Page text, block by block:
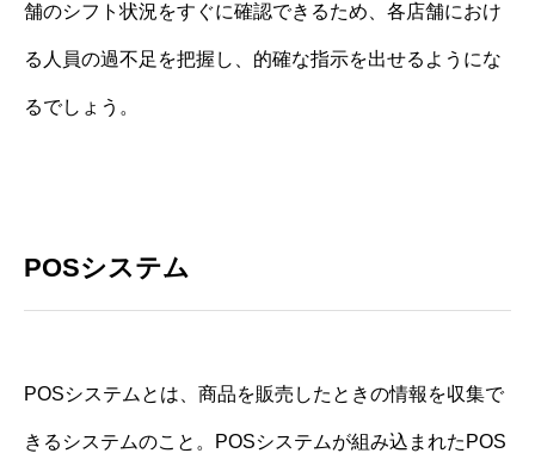
舗のシフト状況をすぐに確認できるため、各店舗におけ
る人員の過不足を把握し、的確な指示を出せるようにな
るでしょう。
POSシステム
POSシステムとは、商品を販売したときの情報を収集で
きるシステムのこと。POSシステムが組み込まれたPOS